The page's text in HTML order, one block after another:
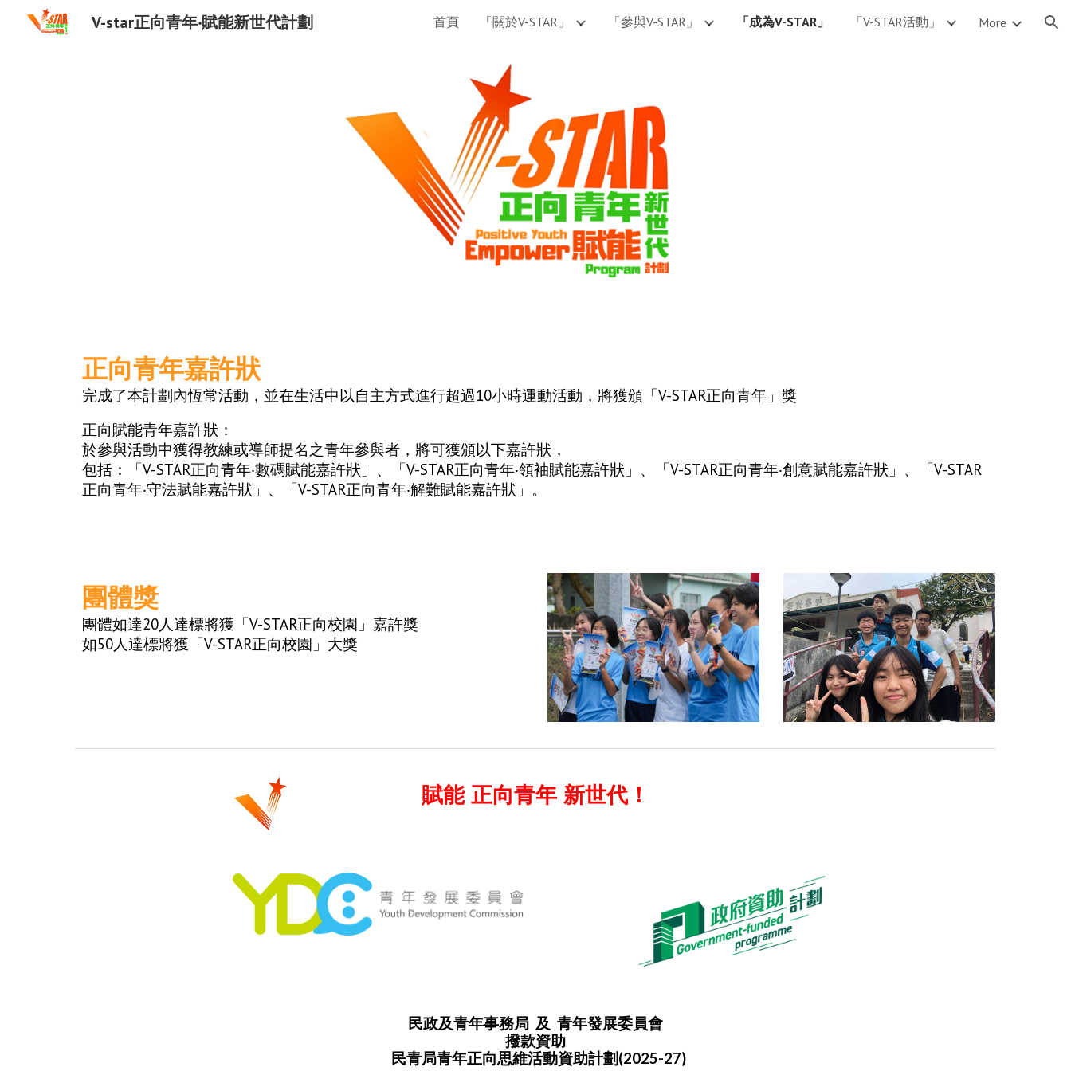
Skip to main content Skip to navigation
V-star正向青年‧賦能新世代計劃 首頁 「關於V-STAR」 「參與V-STAR」 「成為V-STAR」 「V-STAR活動」 More
正向青年嘉許狀
完成了本計劃內恆常活動，並在生活中以自主方式進行超過10小時運動活動，將獲頒「V-STAR正向青年」獎
正向賦能青年嘉許狀：
於參與活動中獲得教練或導師提名之青年參與者，將可獲頒以下嘉許狀，
包括：「V-STAR正向青年‧數碼賦能嘉許狀」、「V-STAR正向青年‧領袖賦能嘉許狀」、「V-STAR正向青年‧創意賦能嘉許狀」、「V-STAR
正向青年‧守法賦能嘉許狀」、「V-STAR正向青年‧解難賦能嘉許狀」。
團體獎
團體如達20人達標將獲「V-STAR正向校園」嘉許獎
如50人達標將獲「V-STAR正向校園」大獎
賦能 正向青年 新世代！
民政及青年事務局 及 青年發展委員會
撥款資助
民青局青年正向思維活動資助計劃(2025-27)